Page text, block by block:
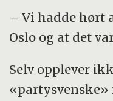
– Vi hadde hørt
Oslo og at det
Selv opplever
«partysvenske»